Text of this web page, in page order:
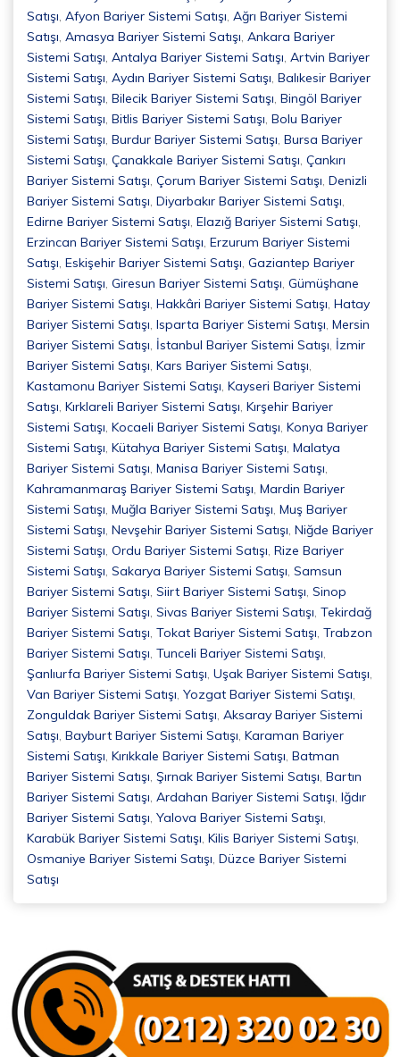
Satışı, Afyon Bariyer Sistemi Satışı, Ağrı Bariyer Sistemi
Satışı, Amasya Bariyer Sistemi Satışı, Ankara Bariyer
Sistemi Satışı, Antalya Bariyer Sistemi Satışı, Artvin Bariyer
Sistemi Satışı, Aydın Bariyer Sistemi Satışı, Balıkesir Bariyer
Sistemi Satışı, Bilecik Bariyer Sistemi Satışı, Bingöl Bariyer
Sistemi Satışı, Bitlis Bariyer Sistemi Satışı, Bolu Bariyer
Sistemi Satışı, Burdur Bariyer Sistemi Satışı, Bursa Bariyer
Sistemi Satışı, Çanakkale Bariyer Sistemi Satışı, Çankırı
Bariyer Sistemi Satışı, Çorum Bariyer Sistemi Satışı, Denizli
Bariyer Sistemi Satışı, Diyarbakır Bariyer Sistemi Satışı,
Edirne Bariyer Sistemi Satışı, Elazığ Bariyer Sistemi Satışı,
Erzincan Bariyer Sistemi Satışı, Erzurum Bariyer Sistemi
Satışı, Eskişehir Bariyer Sistemi Satışı, Gaziantep Bariyer
Sistemi Satışı, Giresun Bariyer Sistemi Satışı, Gümüşhane
Bariyer Sistemi Satışı, Hakkâri Bariyer Sistemi Satışı, Hatay
Bariyer Sistemi Satışı, Isparta Bariyer Sistemi Satışı, Mersin
Bariyer Sistemi Satışı, İstanbul Bariyer Sistemi Satışı, İzmir
Bariyer Sistemi Satışı, Kars Bariyer Sistemi Satışı,
Kastamonu Bariyer Sistemi Satışı, Kayseri Bariyer Sistemi
Satışı, Kırklareli Bariyer Sistemi Satışı, Kırşehir Bariyer
Sistemi Satışı, Kocaeli Bariyer Sistemi Satışı, Konya Bariyer
Sistemi Satışı, Kütahya Bariyer Sistemi Satışı, Malatya
Bariyer Sistemi Satışı, Manisa Bariyer Sistemi Satışı,
Kahramanmaraş Bariyer Sistemi Satışı, Mardin Bariyer
Sistemi Satışı, Muğla Bariyer Sistemi Satışı, Muş Bariyer
Sistemi Satışı, Nevşehir Bariyer Sistemi Satışı, Niğde Bariyer
Sistemi Satışı, Ordu Bariyer Sistemi Satışı, Rize Bariyer
Sistemi Satışı, Sakarya Bariyer Sistemi Satışı, Samsun
Bariyer Sistemi Satışı, Siirt Bariyer Sistemi Satışı, Sinop
Bariyer Sistemi Satışı, Sivas Bariyer Sistemi Satışı, Tekirdağ
Bariyer Sistemi Satışı, Tokat Bariyer Sistemi Satışı, Trabzon
Bariyer Sistemi Satışı, Tunceli Bariyer Sistemi Satışı,
Şanlıurfa Bariyer Sistemi Satışı, Uşak Bariyer Sistemi Satışı,
Van Bariyer Sistemi Satışı, Yozgat Bariyer Sistemi Satışı,
Zonguldak Bariyer Sistemi Satışı, Aksaray Bariyer Sistemi
Satışı, Bayburt Bariyer Sistemi Satışı, Karaman Bariyer
Sistemi Satışı, Kırıkkale Bariyer Sistemi Satışı, Batman
Bariyer Sistemi Satışı, Şırnak Bariyer Sistemi Satışı, Bartın
Bariyer Sistemi Satışı, Ardahan Bariyer Sistemi Satışı, Iğdır
Bariyer Sistemi Satışı, Yalova Bariyer Sistemi Satışı,
Karabük Bariyer Sistemi Satışı, Kilis Bariyer Sistemi Satışı,
Osmaniye Bariyer Sistemi Satışı, Düzce Bariyer Sistemi
Satışı